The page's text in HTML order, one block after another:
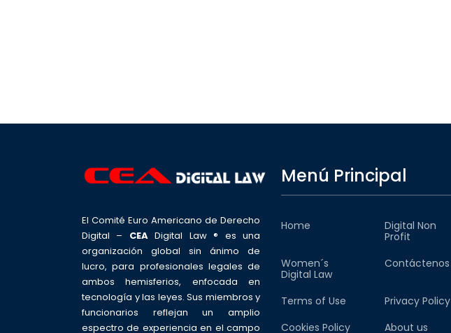
El Comité Euro Americano de Derecho
Digital – CEADigital Law ® es una
organización global sin ánimo de
lucro, para profesionales legales de
ambos hemisferios, enfocada en
tecnología y las leyes. Sus miembros y
funcionarios reflejan un amplio
espectro de experiencia en el campo
Menú Principal
Home
Digital Non
Profit
Women´s
Digital Law
Contáctenos
Terms of Use
Privacy Policy
Cookies Policy
About us